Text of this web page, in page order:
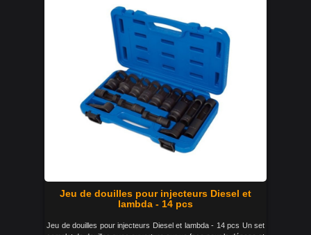
Jeu de douilles pour injecteurs Diesel et
lambda - 14 pcs
Jeu de douilles pour injecteurs Diesel et lambda - 14 pcs Un set